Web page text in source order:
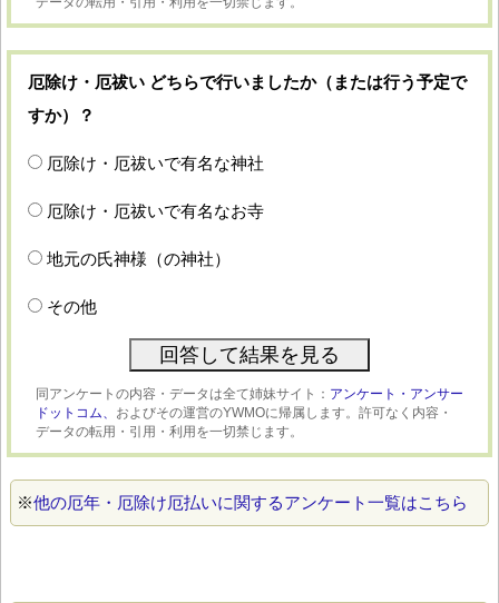
厄除け・厄祓い どちらで行いましたか（または行う予定で
すか）？
厄除け・厄祓いで有名な神社
厄除け・厄祓いで有名なお寺
地元の氏神様（の神社）
その他
同アンケートの内容・データは全て姉妹サイト： アンケート・アンサー
ドットコム、 およびその運営のYWMOに帰属します。許可なく内容・
データの転用・引用・利用を一切禁じます。
※他の厄年・厄除け厄払いに関するアンケート一覧はこちら